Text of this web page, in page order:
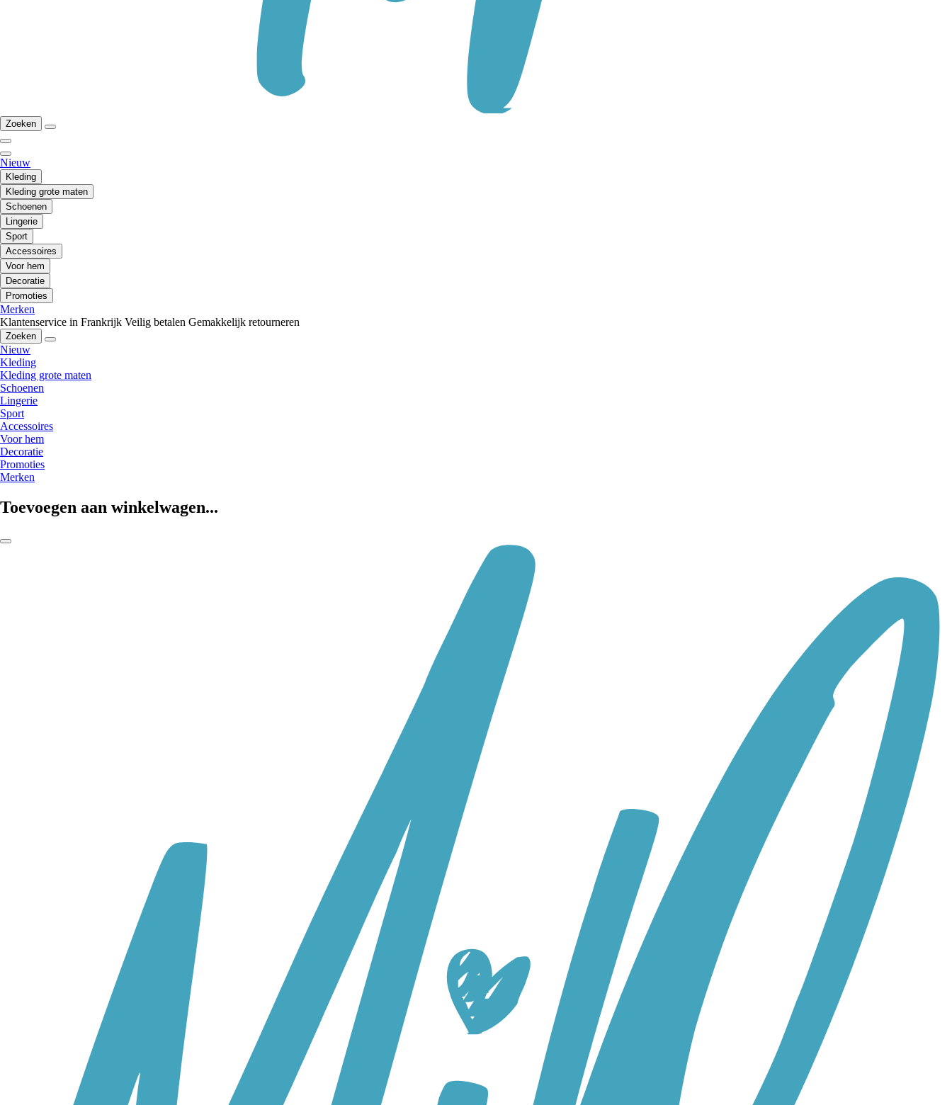
Zoeken
Nieuw
Kleding
Kleding grote maten
Schoenen
Lingerie
Sport
Accessoires
Voor hem
Decoratie
Promoties
Merken
Klantenservice in Frankrijk Veilig betalen Gemakkelijk retourneren
Zoeken
Nieuw
Kleding
Kleding grote maten
Schoenen
Lingerie
Sport
Accessoires
Voor hem
Decoratie
Promoties
Merken
Toevoegen aan winkelwagen...